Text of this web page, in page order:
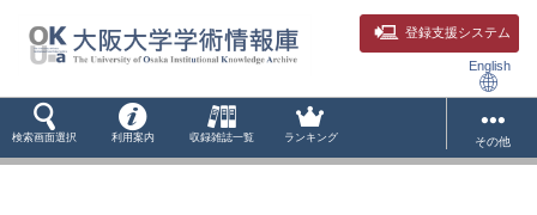
登録支援システム
English
検索画面選択 利用案内 収録雑誌一覧 ランキング その他